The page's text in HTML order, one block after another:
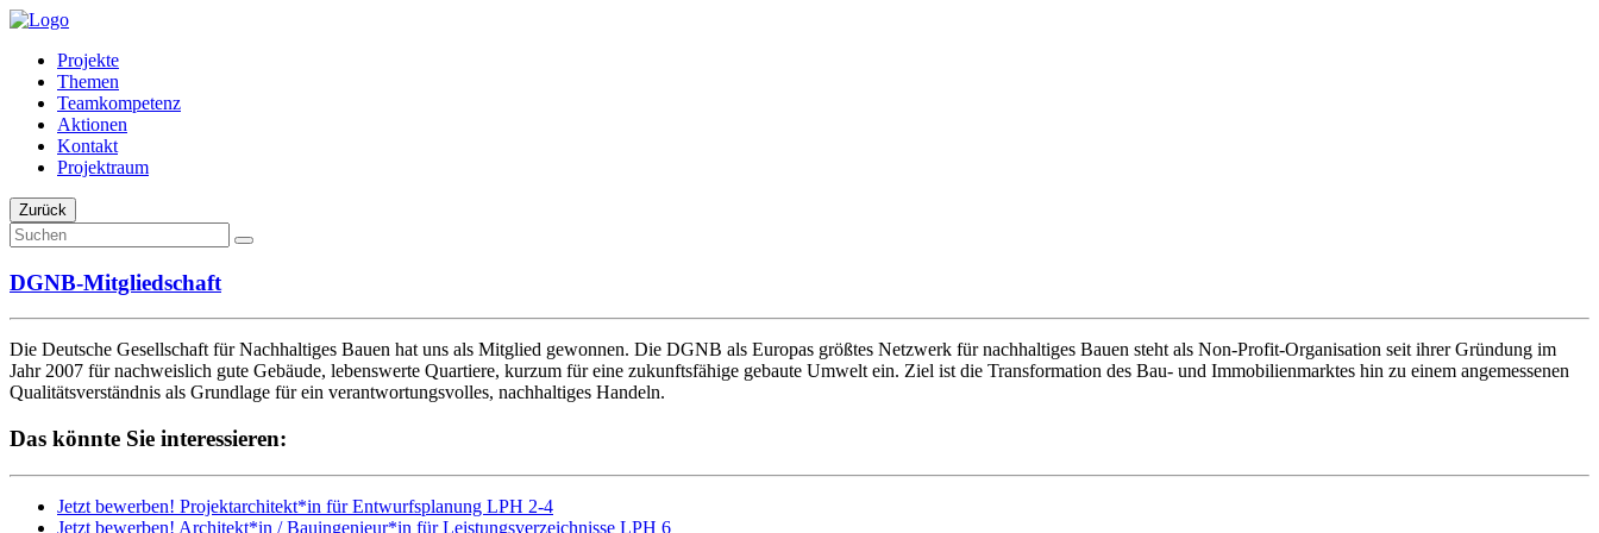
Projekte
Themen
Teamkompetenz
Aktionen
Kontakt
Projektraum
Zurück
DGNB-Mitgliedschaft
Die Deutsche Gesellschaft für Nachhaltiges Bauen hat uns als Mitglied gewonnen. Die DGNB als Europas größtes Netzwerk für nachhaltiges Bauen steht als Non-Profit-Organisation seit ihrer Gründung im
Jahr 2007 für nachweislich gute Gebäude, lebenswerte Quartiere, kurzum für eine zukunftsfähige gebaute Umwelt ein. Ziel ist die Transformation des Bau- und Immobilienmarktes hin zu einem angemessenen
Qualitätsverständnis als Grundlage für ein verantwortungsvolles, nachhaltiges Handeln.
Das könnte Sie interessieren:
Jetzt bewerben! Projektarchitekt*in für Entwurfsplanung LPH 2-4
Jetzt bewerben! Architekt*in / Bauingenieur*in für Leistungsverzeichnisse LPH 6